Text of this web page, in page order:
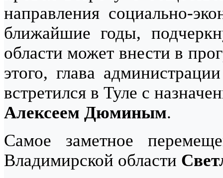
направления социально-
ближайшие годы,
области может внести в
этого, глава
встретился в Туле с
Алексеем Дюминым.
Самое заметное
Владимирской области